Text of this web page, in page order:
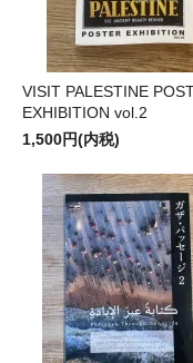
VISIT PALESTINE
EXHIBITION vol.2
1,500円(内税)